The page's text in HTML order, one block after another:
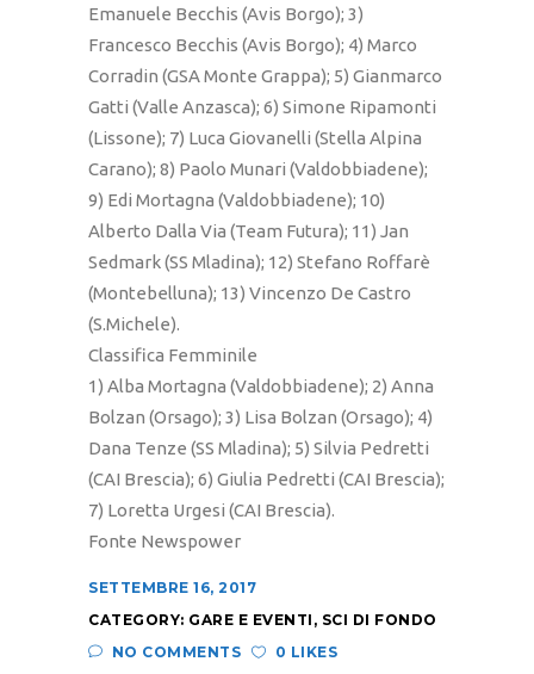
Emanuele Becchis (Avis Borgo); 3)
Francesco Becchis (Avis Borgo); 4) Marco
Corradin (GSA Monte Grappa); 5) Gianmarco
Gatti (Valle Anzasca); 6) Simone Ripamonti
(Lissone); 7) Luca Giovanelli (Stella Alpina
Carano); 8) Paolo Munari (Valdobbiadene);
9) Edi Mortagna (Valdobbiadene); 10)
Alberto Dalla Via (Team Futura); 11) Jan
Sedmark (SS Mladina); 12) Stefano Roffarè
(Montebelluna); 13) Vincenzo De Castro
(S.Michele).
Classifica Femminile
1) Alba Mortagna (Valdobbiadene); 2) Anna
Bolzan (Orsago); 3) Lisa Bolzan (Orsago); 4)
Dana Tenze (SS Mladina); 5) Silvia Pedretti
(CAI Brescia); 6) Giulia Pedretti (CAI Brescia);
7) Loretta Urgesi (CAI Brescia).
Fonte Newspower
SETTEMBRE 16, 2017
CATEGORY: GARE E EVENTI , SCI DI FONDO
NO COMMENTS
0 LIKES